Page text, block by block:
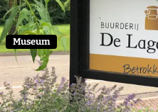
u
n
e
Museum